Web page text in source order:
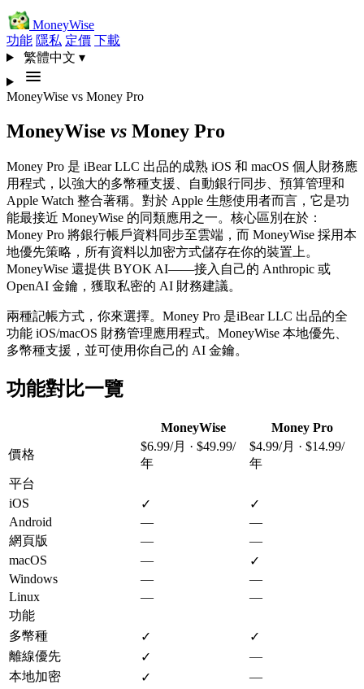
MoneyWise
功能 隱私 定價 下載
繁體中文 ▾
MoneyWise vs Money Pro
MoneyWise vs Money Pro
Money Pro 是 iBear LLC 出品的成熟 iOS 和 macOS 個人財務應
用程式，以強大的多幣種支援、自動銀行同步、預算管理和
Apple Watch 整合著稱。對於 Apple 生態使用者而言，它是功
能最接近 MoneyWise 的同類應用之一。核心區別在於：
Money Pro 將銀行帳戶資料同步至雲端，而 MoneyWise 採用本
地優先策略，所有資料以加密方式儲存在你的裝置上。
MoneyWise 還提供 BYOK AI——接入自己的 Anthropic 或
OpenAI 金鑰，獲取私密的 AI 財務建議。
兩種記帳方式，你來選擇。Money Pro 是iBear LLC 出品的全
功能 iOS/macOS 財務管理應用程式。MoneyWise 本地優先、
多幣種支援，並可使用你自己的 AI 金鑰。
功能對比一覽
MoneyWise
Money Pro
價格
$6.99/月 · $49.99/
年
$4.99/月 · $14.99/
年
平台
iOS
✓
✓
Android
—
—
網頁版
—
—
macOS
—
✓
Windows
—
—
Linux
—
—
功能
多幣種
✓
✓
離線優先
✓
—
本地加密
✓
—